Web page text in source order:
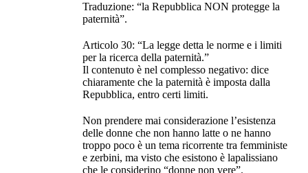
Traduzione: “la Repubblica NON protegge la
paternità”.
Articolo 30: “La legge detta le norme e i limiti
per la ricerca della paternità.”
Il contenuto è nel complesso negativo: dice
chiaramente che la paternità è imposta dalla
Repubblica, entro certi limiti.
Non prendere mai considerazione l’esistenza
delle donne che non hanno latte o ne hanno
troppo poco è un tema ricorrente tra femministe
e zerbini, ma visto che esistono è lapalissiano
che le considerino “donne non vere”.